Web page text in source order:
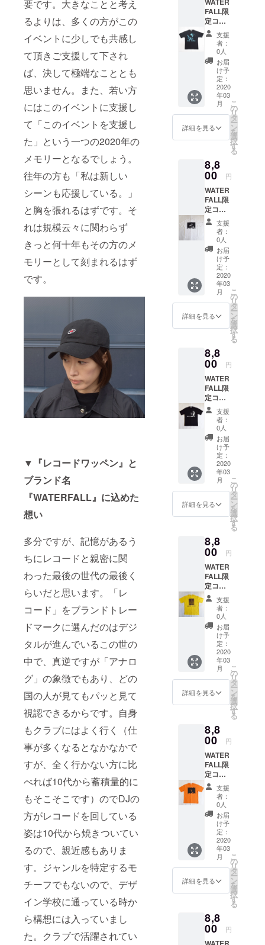
要です。大きなことと考え
るよりは、多くの方がこの
イベントに少しでも共感し
て頂きご支援して下され
ば、決して極端なこととも
思いません。また、若い方
にはこのイベントに支援し
て「このイベントを支援し
た」という一つの2020年の
メモリーとなるでしょう。
往年の方も「私は新しい
シーンも応援している。」
と胸を張れるはずです。そ
れは規模云々に関わらず
きっと何十年もその方のメ
モリーとして刻まれるはず
です。
▼『レコードワッペン』と
ブランド名
『WATERFALL』に込めた
想い
多分ですが、記憶があるう
ちにレコードと親密に関
わった最後の世代の最後く
らいだと思います。「レ
コード」をブランドトレー
ドマークに選んだのはデジ
タルが進んでいるこの世の
中で、真逆ですが「アナロ
グ」の象徴でもあり、どの
国の人が見てもパッと見て
視認できるからです。自身
もクラブにはよく行く（仕
事が多くなるとなかなかで
すが、全く行かない方に比
べれば10代から蓄積量的に
もそこそこです）のでDJの
方がレコードを回している
姿は10代から焼きついてい
るので、親近感もありま
す。ジャンルを特定するモ
チーフでもないので、デザ
イン学校に通っている時か
ら構想には入っていまし
た。クラブで活躍されてい
にご相
談下さ
い。
【品質
表示】
・綿
100%
・手洗
い可
47 21
※女性の
方にはS
サイズ
が人気
です。
※これよ
り大き
いサイ
ズ希望
などは
一度お
け下さ
い（XL
サイ
ズに不
安があ
る方は
お気軽
にご相
談下さ
い。
【品質
表示】
・綿
100%
・手洗
い可
ズ】
（cm）
サイズ
身丈 身
幅 肩幅
袖丈
S
67
47
43 19
M
45 20
L
47 21
※女性の
方にはS
サイズ
が人気
です。
※これよ
り大き
いサイ
ズ希望
などは
一度お
申し付
け下さ
い（XL
サイ
ズに不
る方は
お気軽
にご相
談下さ
い。
【品質
表示】
・綿
100%
・手洗
い可
待（1箇
所1名様
の
み）！
当日、
受付に
て招待
券をご
持参頂
けれ
ば、ご
入場頂
す！ 更
に、当
頂いた
アー
ティス
トさん
も参加
する可
能性が
ある後
日開催
の「打
ち上
げ」に
ご招待
します
数が入
る居酒
後日
ゆっく
りと、
アー
ティス
トさん
やス
タッフ
と
ファッ
ション
や音楽
の話や
世間話
などで
がって
下さ
酒の席
なの
で、あ
なたの
お声も
お酒と
ともに
アー
ティス
トにも
届くか
も。写
真など
はアー
ティス
ト様の
ご意向
に準じ
て頂く
願い致
しま
す。
（お目
当の
アー
ティス
トさん
が都合
で参加
できな
かった
場合で
も、払
い戻し
には応
じませ
んので
ご了承
い。そ
の場
合、
写真は
他では
手に入
らない
商品で
す。冬
のクラ
シッ
ク・ピ
アノ・
コン
サート
から
JAZZラ
ション&
音楽好
には必
ず手に
して頂
きたい
『JAZZ
ADDIC
T』シ
リーズ
です。
※こちら
の商品
は白T
へのプ
リント
す。 前
面に
「BILL
EVANS
」の写
真をシ
ルクプ
リント
したT
シャツ
（背面
に英字
ロゴプ
リン
後、即
日〜1週
送予定
です
（商品
発送ま
で少し
お時間
頂く場
合がご
ざいま
す）。
完全日
本企
画・日
本製。
MADE
JAPAN
。 ジャ
家・内
山繁
氏：
ジャ
コ・パ
ストリ
アス写
真集
「JAC
O」、マ
イル
ス・
ディ
ヴィス
写真集
「NO
PICTUR
E!」な
ど多く
ズ
ミュー
ジシャ
ンを撮
ツ。
2019
年、最
も話題
を集め
たジャ
ズアー
ティス
ト（映
画やラ
イブ新
譜発売
など）
である
く、演
奏時の
写真は
他では
手に入
らない
商品で
す。冬
のクラ
シッ
ク・ピ
アノ・
コン
サート
から
JAZZラ
ション&
音楽好
には必
ず手に
して頂
きたい
『JAZZ
ADDIC
T』シ
リーズ
です。
※こちら
の商品
は黒T
へのプ
リント
す。 前
面に
「BILL
EVANS
」の写
真をシ
ルクプ
リント
したT
シャツ
（背面
に英字
ロゴプ
リン
後、即
日〜1週
送予定
です
（商品
発送ま
で少し
お時間
頂く場
合がご
ざいま
す）。
完全日
本企
画・日
本製。
MADE
JAPAN
。 ジャ
家・内
山繁
氏：
ジャ
FALL限
定コラ
ボTシャ
ツ。第
三弾は
ジャズ
写真
家・内
山繁氏
が撮影
した天
才ピア
ニスト
「ビ
ス」の
フォトT
シャ
ツ。
2019
年、最
も話題
を集め
たジャ
ズアー
ティス
ト（映
画やラ
イブ新
譜発売
など）
である
く、演
奏時の
写真は
他では
手に入
らない
商品で
す。冬
のクラ
シッ
ク・ピ
アノ・
コン
サート
から
JAZZラ
ション&
音楽好
には必
ず手に
して頂
きたい
『JAZZ
ADDIC
T』シ
リーズ
です。
※こちら
の商品
は黒T
へのプ
リント
す。 前
面に
「BILL
EVANS
」の写
真をシ
ルクプ
リント
したT
シャツ
（背面
に英字
ロゴプ
リン
後、即
日〜1週
送予定
です
（商品
支援
者：
0人
お届
け予
定：
2020
年03
月
詳細を見る
こ
の
リ
タ
ー
ン
を
選
択
す
る
8,8
00 円
WATER
FALL限
定コラ
ボTシャ
ツ。第
二弾は
ジャズ
写真
家・内
山繁氏
が撮影
した
ジャズ
の帝王
「マイ
ス」の
フォトT
シャ
ツ。
ジャズ
だけで
なく、
ロック/
ファン
ク/ソウ
ル/ヒッ
プホッ
プなど
あらゆ
るジャ
ンルを
呑み込
し続け
たトラ
ターの
貴重な
ワン
シーン
を切り
取った
他では
手に入
らない
商品で
す。夏
フェス
から
JAZZラ
ション&
音楽好
には必
ず手に
して頂
きたい
他国で
は買う
ことが
できな
い希少
性の高
『JAZZ
T』シ
リーズ
の商品
は白T
シャツ
支援
者：
0人
お届
け予
定：
2020
年03
月
詳細を見る
こ
の
リ
タ
ー
ン
を
選
択
す
る
8,8
00 円
WATER
FALL限
定コラ
ボTシャ
ツ。第
二弾は
ジャズ
写真
家・内
山繁氏
が撮影
した
ジャズ
の帝王
「マイ
ス」の
フォトT
シャ
ツ。
ジャズ
だけで
なく、
ロック/
ファン
ク/ソウ
ル/ヒッ
プホッ
プなど
あらゆ
るジャ
ンルを
呑み込
し続け
たトラ
ターの
貴重な
ワン
シーン
を切り
取った
他では
手に入
らない
商品で
す。夏
フェス
から
JAZZラ
ション&
音楽好
支援
者：
0人
お届
け予
定：
2020
年03
月
詳細を見る
こ
の
リ
タ
ー
ン
を
選
択
す
る
8,8
00 円
WATER
FALL限
定コラ
ボTシャ
ツ。第
二弾は
ジャズ
写真
家・内
山繁氏
が撮影
した
ジャズ
の帝王
「マイ
ス」の
フォトT
シャ
ツ。
ジャズ
だけで
なく、
ロック/
ファン
ク/ソウ
ル/ヒッ
プホッ
プなど
あらゆ
るジャ
ンルを
呑み込
し続け
たトラ
支援
者：
0人
お届
け予
定：
2020
年03
月
詳細を見る
こ
の
リ
タ
ー
ン
を
選
択
す
る
8,8
00 円
WATER
FALL限
定コラ
ボTシャ
ツ。第
二弾は
ジャズ
写真
家・内
山繁氏
が撮影
した
ジャズ
の帝王
「マイ
ス」の
フォトT
シャ
支援
者：
0人
お届
け予
定：
2020
年03
月
詳細を見る
こ
の
リ
タ
ー
ン
を
選
択
す
る
8,8
00 円